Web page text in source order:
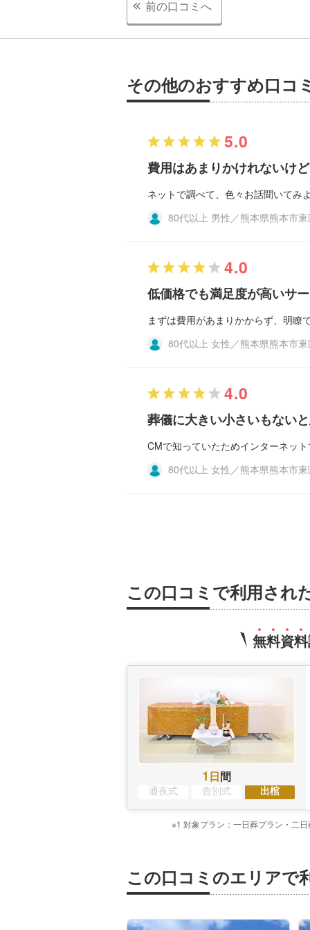
前の口コミへ
その他のおすすめ口コ
5.0
費用はあまりかけれないけ
ネットで調べて、色々お話聞いてみ
80代以上 男性／熊本県熊本市
4.0
低価格でも満足度が高いサ
まずは費用があまりかからず、明瞭
80代以上 女性／熊本県熊本市
4.0
葬儀に大きい小さいもない
CMで知っていたためインターネッ
80代以上 女性／熊本県熊本市
この口コミで利用され
無料資料
1 日間
通夜式 告別式 出棺
※1 対象プラン：一日葬プラン・二
この口コミのエリアで